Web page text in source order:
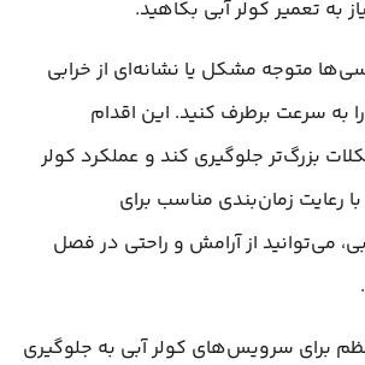
به تعمیر کولر آبی بکاهید.
متوجه مشکل یا نشانه‌ای از خرابی
به سرعت برطرف کنید. این اقدام
بزرگ‌تر جلوگیری کند و عملکرد کولر
رعایت زمان‌بندی مناسب برای
می‌توانید از آرامش و راحتی در فصل
برای سرویس‌های کولر آبی به جلوگیری